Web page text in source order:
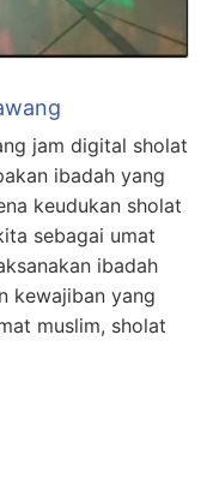
jam digital sholat
ibadah yang
keudukan sholat
sebagai umat
ibadah
kewajiban yang
muslim, sholat